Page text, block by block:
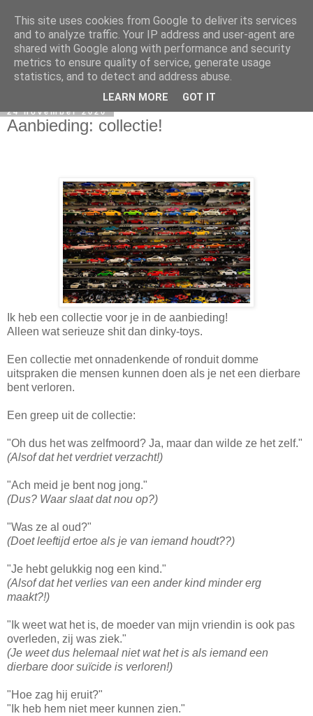
24 november 2020
Aanbieding: collectie!
Ik heb een collectie voor je in de aanbieding!
Alleen wat serieuze shit dan dinky-toys.
Een collectie met onnadenkende of ronduit domme
uitspraken die mensen kunnen doen als je net een dierbare
bent verloren.
Een greep uit de collectie:
"Oh dus het was zelfmoord? Ja, maar dan wilde ze het zelf."
(Alsof dat het verdriet verzacht!)
"Ach meid je bent nog jong."
(Dus? Waar slaat dat nou op?)
"Was ze al oud?"
(Doet leeftijd ertoe als je van iemand houdt??)
"Je hebt gelukkig nog een kind."
(Alsof dat het verlies van een ander kind minder erg
maakt?!)
"Ik weet wat het is, de moeder van mijn vriendin is ook pas
overleden, zij was ziek."
(Je weet dus helemaal niet wat het is als iemand een
dierbare door suïcide is verloren!)
"Hoe zag hij eruit?"
"Ik heb hem niet meer kunnen zien."
This site uses cookies from Google to deliver its services
and to analyze traffic. Your IP address and user-agent are
shared with Google along with performance and security
metrics to ensure quality of service, generate usage
statistics, and to detect and address abuse.
LEARN MORE GOT IT